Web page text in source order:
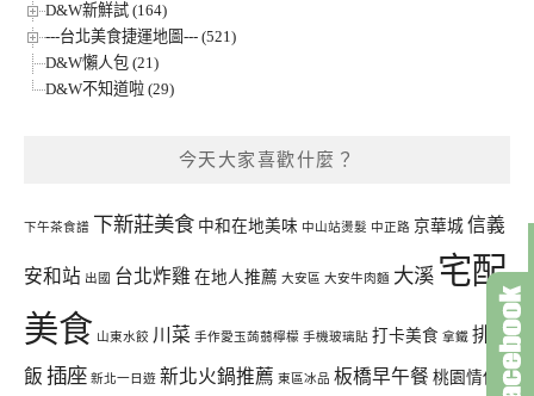
D&W新鮮試 (164)
---台北美食捷運地圖--- (521)
D&W懶人包 (21)
D&W不知道啦 (29)
今天大家喜歡什麼？
下午茶食譜 下新莊美食 中和在地美味 中山站燙髮 中正路 京華城 信義
安和站 出國 台北炸雞 在地人推薦 大安區 大安牛肉麵 大溪 宅配
美食 山東水餃 川菜 手作愛玉蒟蒻檸檬 手機玻璃貼 打卡美食 拿鐵 排骨
飯 插座 新北一日遊 新北火鍋推薦 東區冰品 板橋早午餐 桃園情侶